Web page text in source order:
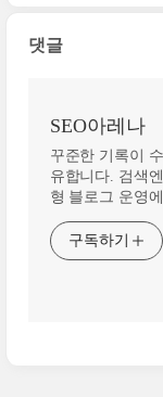
댓글
SEO아레나
꾸준한 기록이
유합니다. 검색
형 블로그 운영
구독하기